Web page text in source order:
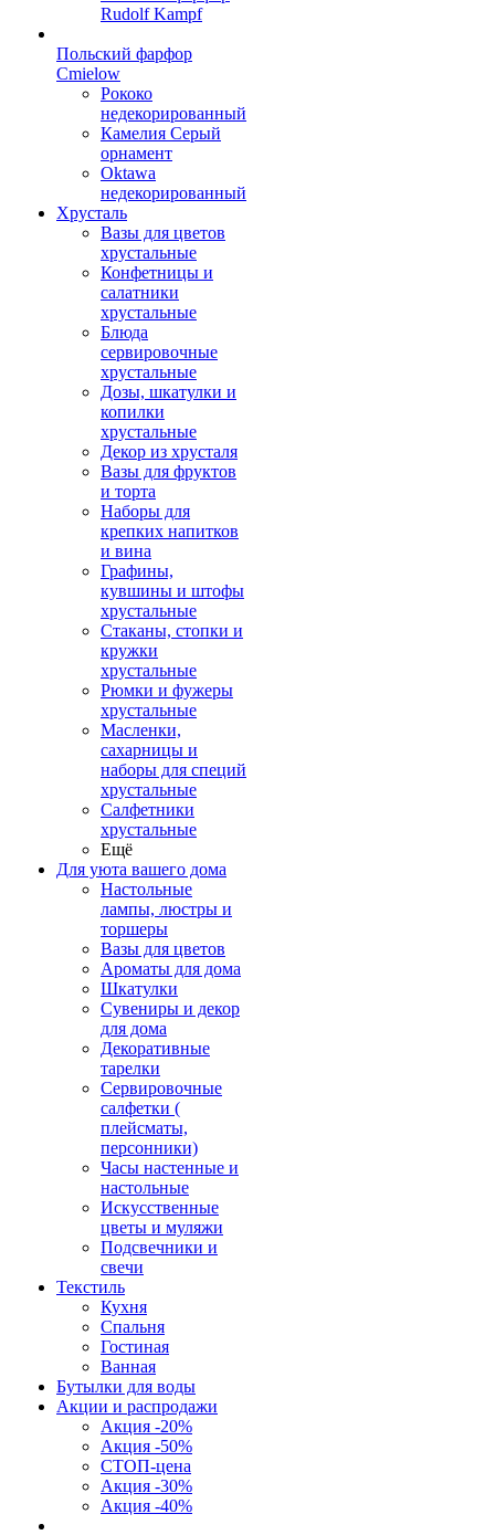
Rudolf Kampf
Польский фарфор
Сmielow
Рококо
недекорированный
Камелия Серый
орнамент
Oktawa
недекорированный
Хрусталь
Вазы для цветов
хрустальные
Конфетницы и
салатники
хрустальные
Блюда
сервировочные
хрустальные
Дозы, шкатулки и
копилки
хрустальные
Декор из хрусталя
Вазы для фруктов
и торта
Наборы для
крепких напитков
и вина
Графины,
кувшины и штофы
хрустальные
Стаканы, стопки и
кружки
хрустальные
Рюмки и фужеры
хрустальные
Масленки,
сахарницы и
наборы для специй
хрустальные
Салфетники
хрустальные
Ещё
Для уюта вашего дома
Настольные
лампы, люстры и
торшеры
Вазы для цветов
Ароматы для дома
Шкатулки
Сувениры и декор
для дома
Декоративные
тарелки
Сервировочные
салфетки (
плейсматы,
персонники)
Часы настенные и
настольные
Искусственные
цветы и муляжи
Подсвечники и
свечи
Текстиль
Кухня
Спальня
Гостиная
Ванная
Бутылки для воды
Акции и распродажи
Акция -20%
Акция -50%
СТОП-цена
Акция -30%
Акция -40%